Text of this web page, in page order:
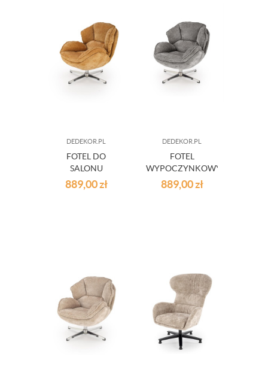
DEDEKOR.PL
FOTEL DO
SALONU
OBROTOWY
IGRAS
889,00zł
DEDEKOR.PL
FOTEL
WYPOCZYNKOWY
OBROTOWY
IGRAS POPIELATY
889,00zł